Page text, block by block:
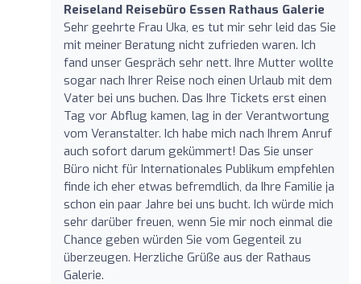
Reiseland Reisebüro Essen Rathaus Galerie
Sehr geehrte Frau Uka, es tut mir sehr leid das Sie
mit meiner Beratung nicht zufrieden waren. Ich
fand unser Gespräch sehr nett. Ihre Mutter wollte
sogar nach Ihrer Reise noch einen Urlaub mit dem
Vater bei uns buchen. Das Ihre Tickets erst einen
Tag vor Abflug kamen, lag in der Verantwortung
vom Veranstalter. Ich habe mich nach Ihrem Anruf
auch sofort darum gekümmert! Das Sie unser
Büro nicht für Internationales Publikum empfehlen
finde ich eher etwas befremdlich, da Ihre Familie ja
schon ein paar Jahre bei uns bucht. Ich würde mich
sehr darüber freuen, wenn Sie mir noch einmal die
Chance geben würden Sie vom Gegenteil zu
überzeugen. Herzliche Grüße aus der Rathaus
Galerie.